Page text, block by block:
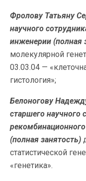
Фролову Татьяну
научного
инженерии (полная
молекулярной
03.03.04 —
гистология»;
Белоногову
старшего научного
рекомбинационного
(полная занятость)
статистической
«генетика».